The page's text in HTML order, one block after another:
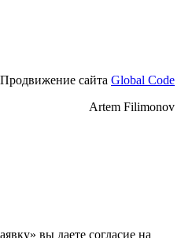
Продвижение сайта Global Code
Artem Filimonov
вы даете согласие на